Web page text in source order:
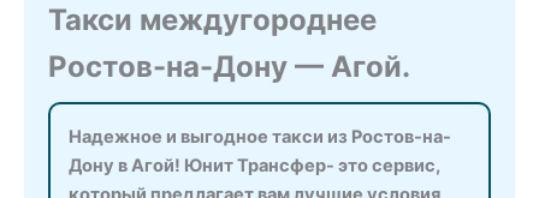
Такси междугороднее
Ростов-на-Дону — Агой.
Надежное и выгодное такси из Ростов-на-
Дону в Агой! Юнит Трансфер- это сервис,